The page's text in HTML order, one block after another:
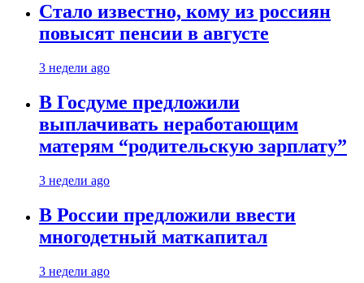
Стало известно, кому из россиян
повысят пенсии в августе
3 недели ago
В Госдуме предложили
выплачивать неработающим
матерям “родительскую зарплату”
3 недели ago
В России предложили ввести
многодетный маткапитал
3 недели ago